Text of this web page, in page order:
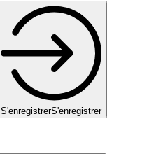
S'enregistrerS'enregistrer